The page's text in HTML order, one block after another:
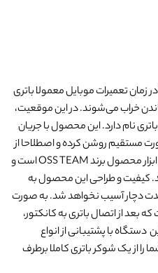
شوکر باتری OSS TEAM W207 PRO در زمان تعمیرات موبایل معمولا باتری
خراب می‌شوند. در این موقعیت،
باتری نام دارد. این محصول با جریان
مستقیم روشن کرده و اصطلاحا از
خواب رفتن باتری جلوگیری می‌کند. این ابزار محصول برند OSS TEAM است و
و طراحی این محصول به
دچار آسیب نخواهد شد. به صورت
از اتصال باتری به کانکتور،
با پشتیبانی از انواع
را از یک شوکر باتری کاملا برطرف